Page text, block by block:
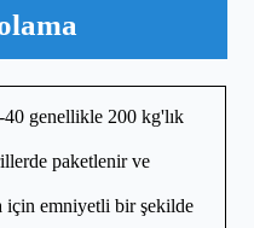
genellikle 200 kg'lık
paketlenir ve
için emniyetli bir şekilde